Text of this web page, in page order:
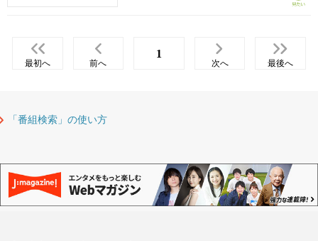
最初へ 前へ
1
次へ 最後へ
「番組検索」の使い方